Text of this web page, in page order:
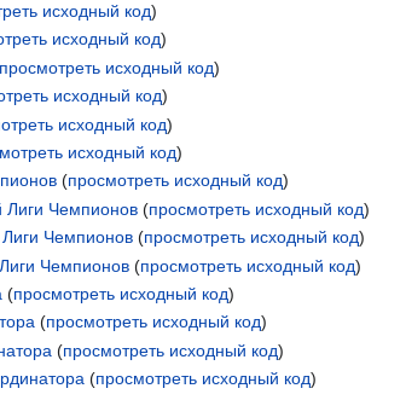
исходный код)
исходный код)
просмотреть исходный код)
исходный код)
исходный код)
исходный код)
(просмотреть исходный код)
Чемпионов (просмотреть исходный код)
Чемпионов (просмотреть исходный код)
Чемпионов (просмотреть исходный код)
(просмотреть исходный код)
(просмотреть исходный код)
(просмотреть исходный код)
(просмотреть исходный код)